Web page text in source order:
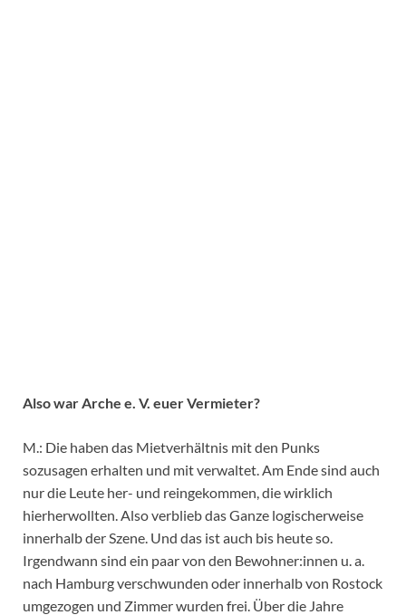
Also war Arche e. V. euer Vermieter?
M.: Die haben das Mietverhältnis mit den Punks
sozusagen erhalten und mit verwaltet. Am Ende sind auch
nur die Leute her- und reingekommen, die wirklich
hierherwollten. Also verblieb das Ganze logischerweise
innerhalb der Szene. Und das ist auch bis heute so.
Irgendwann sind ein paar von den Bewohner:innen u. a.
nach Hamburg verschwunden oder innerhalb von Rostock
umgezogen und Zimmer wurden frei. Über die Jahre